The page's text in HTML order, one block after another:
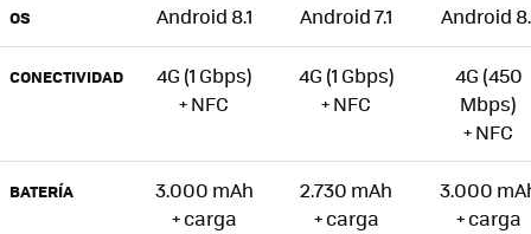
OS Android 8.1 Android 7.1 Android
CONECTIVIDAD
4G (1 Gbps)
+ NFC
4G (1 Gbps)
+ NFC
4G (450
Mbps)
+ NFC
BATERÍA
3.000 mAh
+ carga
2.730 mAh
+ carga
3.000
+ carga